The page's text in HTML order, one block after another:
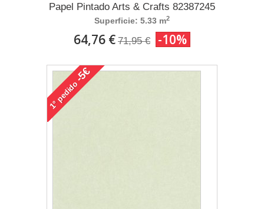
Papel Pintado Arts & Crafts 82387245
Superficie: 5.33 m2
64,76 € 71,95 € -10%
1°
pedido
-5€